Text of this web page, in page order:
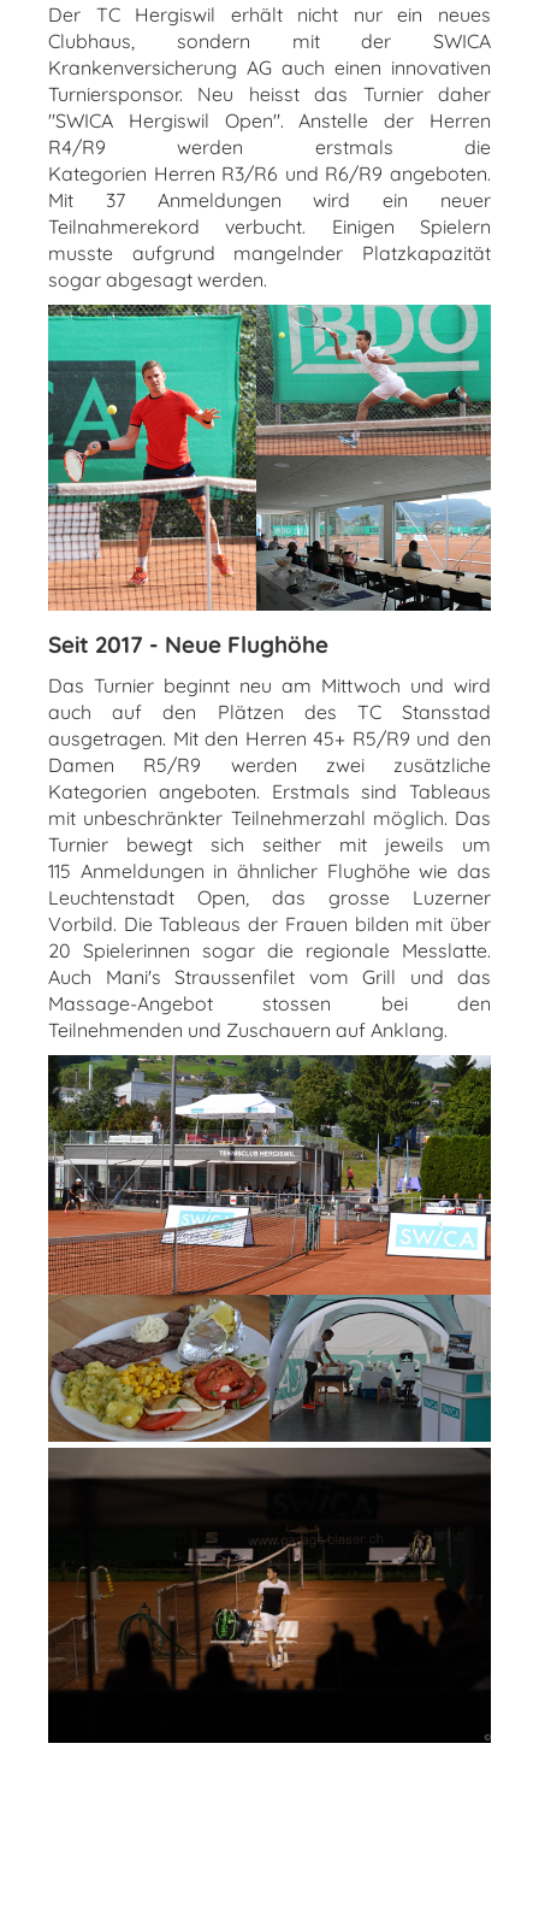
Der TC Hergiswil erhält nicht nur ein neues
Clubhaus, sondern mit der SWICA
Krankenversicherung AG auch einen innovativen
Turniersponsor. Neu heisst das Turnier daher
"SWICA Hergiswil Open". Anstelle der Herren
R4/R9 werden erstmals die
Kategorien Herren R3/R6 und R6/R9 angeboten.
Mit 37 Anmeldungen wird ein neuer
Teilnahmerekord verbucht. Einigen Spielern
musste aufgrund mangelnder Platzkapazität
sogar abgesagt werden.
Seit 2017 - Neue Flughöhe
Das Turnier beginnt neu am Mittwoch und wird
auch auf den Plätzen des TC Stansstad
ausgetragen. Mit den Herren 45+ R5/R9 und den
Damen R5/R9 werden zwei zusätzliche
Kategorien angeboten. Erstmals sind Tableaus
mit unbeschränkter Teilnehmerzahl möglich. Das
Turnier bewegt sich seither mit jeweils um
115 Anmeldungen in ähnlicher Flughöhe wie das
Leuchtenstadt Open, das grosse Luzerner
Vorbild. Die Tableaus der Frauen bilden mit über
20 Spielerinnen sogar die regionale Messlatte.
Auch Mani's Straussenfilet vom Grill und das
Massage-Angebot stossen bei den
Teilnehmenden und Zuschauern auf Anklang.